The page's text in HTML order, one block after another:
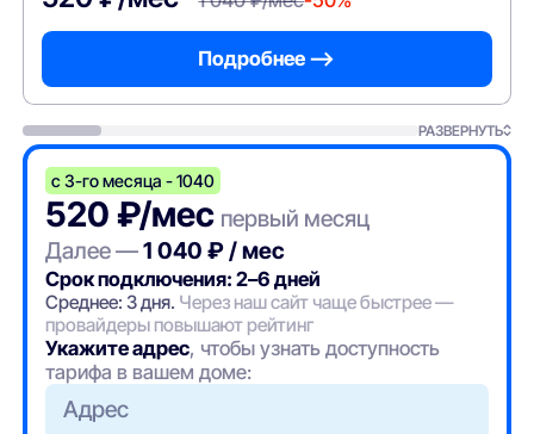
Подробнее —>
РАЗВЕРНУТЬ
с 3-го месяца - 1040
520 ₽/мес первый месяц
Далее —1 040 ₽ / мес
Срок подключения: 2–6 дней
Среднее: 3 дня. Через наш сайт чаще быстрее —
провайдеры повышают рейтинг
Укажите адрес, чтобы узнать доступность
тарифа в вашем доме:
Адрес